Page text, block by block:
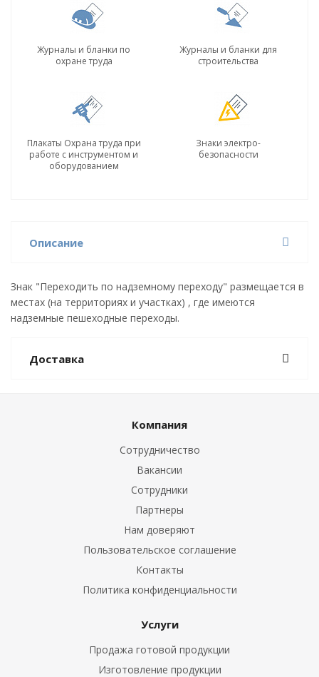
Журналы и бланки по
охране труда
Журналы и бланки для
строительства
Плакаты Охрана труда при
работе с инструментом и
оборудованием
Знаки электро-
безопасности
Описание
Знак "Переходить по надземному переходу" размещается в
местах (на территориях и участках) , где имеются
надземные пешеходные переходы.
Доставка
Компания
Сотрудничество
Вакансии
Сотрудники
Партнеры
Нам доверяют
Пользовательское соглашение
Контакты
Политика конфиденциальности
Услуги
Продажа готовой продукции
Изготовление продукции